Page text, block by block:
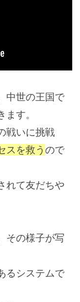
中世の王国で
す。
戦いに挑戦
スを救う ので
れて友だちや
その様子が写
るシステムで